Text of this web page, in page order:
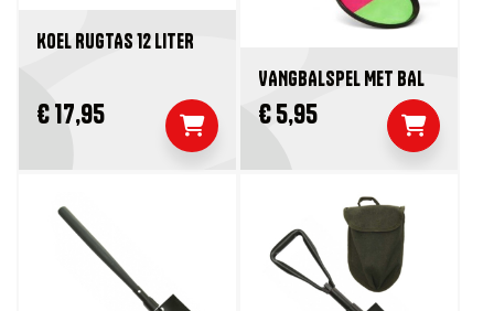
KOEL RUGTAS 12 LITER
€ 17,95
VANGBALSPEL MET BAL
€ 5,95